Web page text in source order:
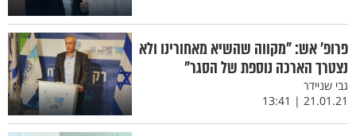
פרופ’ אש: "מקווה שהשיא מאחורינו ולא
נצטרך הארכה נוספת של הסגר"
גבי שניידר
21.01.21 | 13:41